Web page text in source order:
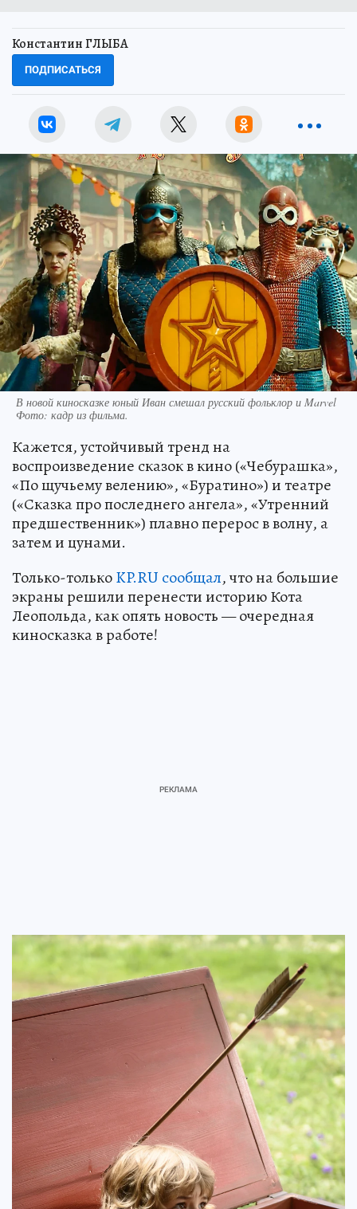
Константин ГЛЫБА
ПОДПИСАТЬСЯ
В новой киносказке юный Иван смешал русский фольклор и Marvel
Фото: кадр из фильма.
Кажется, устойчивый тренд на
воспроизведение сказок в кино («Чебурашка»,
«По щучьему велению», «Буратино») и театре
(«Сказка про последнего ангела», «Утренний
предшественник») плавно перерос в волну, а
затем и цунами.
Только-толькоKP.RU сообщал, что на большие
экраны решили перенести историю Кота
Леопольда, как опять новость — очередная
киносказка в работе!